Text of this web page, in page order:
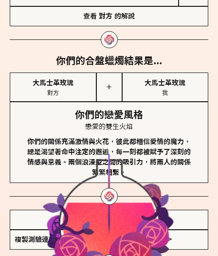
查看 對方 的解說
你們的合盤蠟燭結果是...
大馬士革玫瑰
對方
＋
大馬士革玫瑰
我
你們的戀愛風格
戀愛的雙生火焰
你們的關係充滿激情與火花，彼此都相信愛情的魔力，
總是渴望著命中注定的邂逅，每一刻都被賦予了深刻的
情感與意義。兩個浪漫型之間的吸引力，將兩人的關係
緊緊相繫。
儲存我的結果圖
複製測驗連結 查看香氛類型全解析 >>>